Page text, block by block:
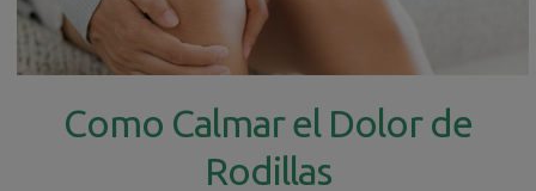
Como Calmar el Dolor de
Rodillas